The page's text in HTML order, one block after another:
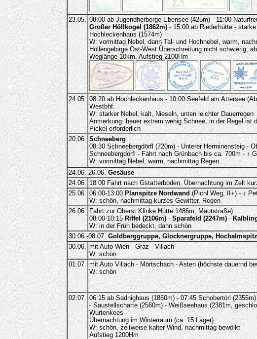
23.05. 08:00 ab Jugendherberge Ebensee (425m) - 11:00
Großer Höllkogel (1862m)- 15:00 ab Riederhütte -
Hochleckenhaus (1574m)
W: vormittag Nebel, dann Tal- und Hochnebel, warm,
Höllengebirge Ost-West Überschreitung nicht schwierig,
Weglänge 10km, Aufstieg 2100Hm
24.05. 08:20 ab Hochleckenhaus - 10:00 Seefeld am Attersee
Westbhf.
W: starker Nebel, kalt, Nieseln, unten leichter Dauerregen
Anmerkung: heuer extrem wenig Schnee, in der Regel
Pickel erforderlich
20.06. Schneeberg
08:30 Schneebergdörfl (720m) - Unterer Herminensteig -
Schneebergdörfl - Fahrt nach Grünbach bis ca. 700m - ↑
W: vormittag Nebel, warm, nachmittag Regen
24.06.-26.06.Gesäuse
24.06. 18:00 Fahrt nach Gstatterboden, Übernachtung im Zelt
25.06. 06:00-13:00 Planspitze Nordwand(Pichl Weg, II+) - ↓
W: schön, nachmittag kurzes Gewitter, Regen
26.06. Fahrt zur Oberst Klinke Hütte 1486m, Mautstraße)
08:00-10:15Riffel (2106m)-Sparafeld (2247m)-
W: in der Früh bedeckt, dann schön
30.06.-08.07.Goldberggruppe, Glocknergruppe,
30.06. mit Auto Wien - Graz - Villach
W: schön
01.07. mit Auto Villach - Mörtschach - Asten (höchste dauernd
W: schön
02.07. 06:15 ab Sadnighaus (1850m) - 07:45 Schobertörl
- Saustellscharte (2560m) - Weißseehaus (2381m,
Wurtenkees
Übernachtung im Winterraum (ca. 15 Lager)
W: schön, zeitweise kalter Wind, nachmittag bewölkt
Aufstieg 1200Hm